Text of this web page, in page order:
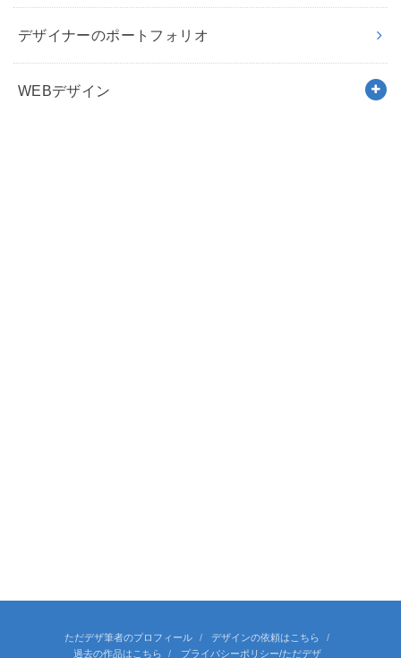
デザイナーのポートフォリオ
WEBデザイン
ただデザ筆者のプロフィール
デザインの依頼はこちら
過去の作品はこちら
プライバシーポリシー/ただデザ